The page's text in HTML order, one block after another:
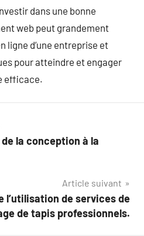
dans une bonne
web peut grandement
ligne d’une entreprise et
pour atteindre et engager
efficace.
la conception à la
Article suivant
l’utilisation de services de
de tapis professionnels.